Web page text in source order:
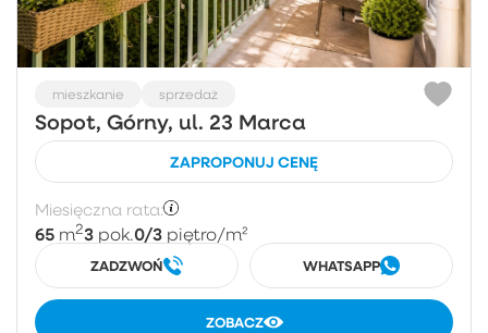
mieszkanie sprzedaż
Sopot, Górny, ul. 23 Marca
ZAPROPONUJ CENĘ
Miesięczna rata:
65 m23 pok.0/3 piętro/m²
ZADZWOŃ WHATSAPP
ZOBACZ